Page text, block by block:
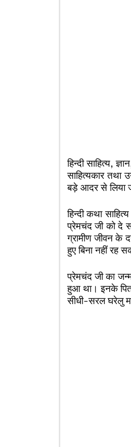
हिन्दी साहित्य,
साहित्यकार तथा
बड़े आदर से लिया
हिन्दी कथा
प्रेमचंद जी को दे
ग्रामीण जीवन के
हुए बिना नहीं रह
प्रेमचंद जी का
हुआ था। इनके
सीधी-सरल घरेलु